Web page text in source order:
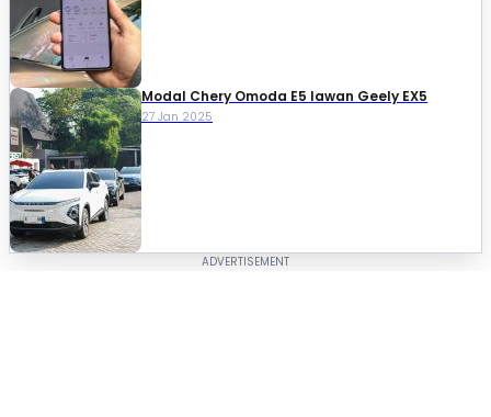
Modal Chery Omoda E5 lawan Geely EX5
27 Jan 2025